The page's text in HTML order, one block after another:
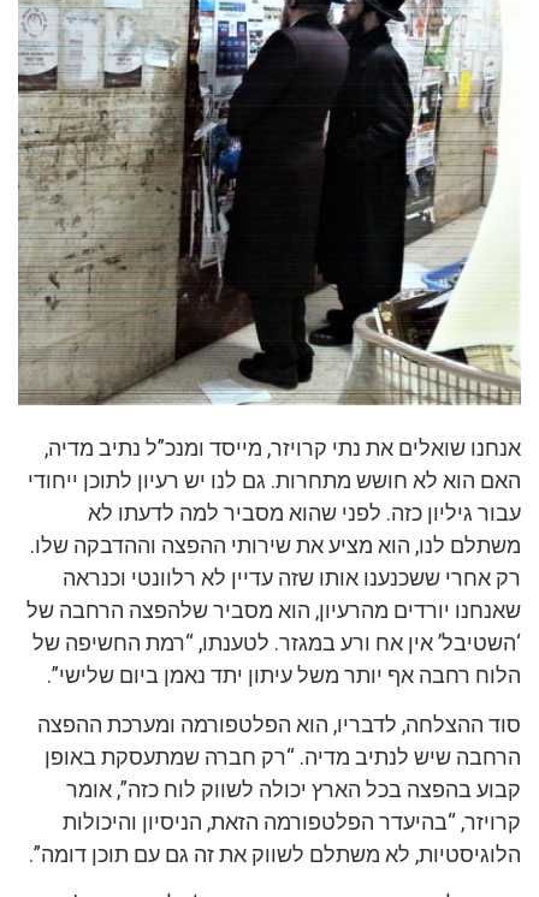
אנחנו שואלים את נתי קרויזר, מייסד ומנכ”ל נתיב מדיה,
האם הוא לא חושש מתחרות. גם לנו יש רעיון לתוכן ייחודי
עבור גיליון כזה. לפני שהוא מסביר למה לדעתו לא
משתלם לנו, הוא מציע את שירותי ההפצה וההדבקה שלו.
רק אחרי ששכנענו אותו שזה עדיין לא רלוונטי וכנראה
שאנחנו יורדים מהרעיון, הוא מסביר שלהפצה הרחבה של
‘השטיבל’ אין אח ורע במגזר. לטענתו, “רמת החשיפה של
הלוח רחבה אף יותר משל עיתון יתד נאמן ביום שלישי”.
סוד ההצלחה, לדבריו, הוא הפלטפורמה ומערכת ההפצה
הרחבה שיש לנתיב מדיה. “רק חברה שמתעסקת באופן
קבוע בהפצה בכל הארץ יכולה לשווק לוח כזה”, אומר
קרויזר, “בהיעדר הפלטפורמה הזאת, הניסיון והיכולות
הלוגיסטיות, לא משתלם לשווק את זה גם עם תוכן דומה”.